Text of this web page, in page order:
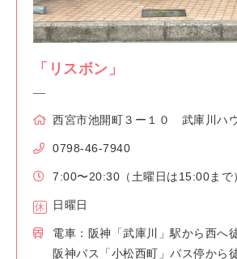
「リスボン」
西宮市池開町３ー１０ 武庫川ハ
0798-46-7940
7:00〜20:30（土曜日は15:00まで
日曜日
電車：阪神「武庫川」駅から西へ
阪神バス「小松西町」バス停から